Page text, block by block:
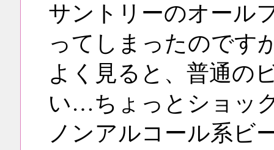
サントリーのオール
ってしまったのです
よく見ると、普通の
い…ちょっとショッ
ノンアルコール系ビ